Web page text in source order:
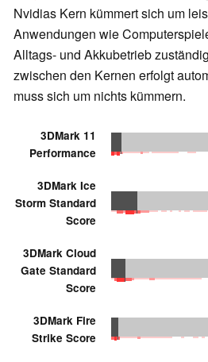
Nvidias Kern kümmert sich um
Anwendungen wie
Alltags- und Akkubetrieb
zwischen den Kernen erfolgt
muss sich um nichts kümmern.
3DMark 11
Performance
3DMark Ice
Storm Standard
Score
3DMark Cloud
Gate Standard
Score
3DMark Fire
Strike Score